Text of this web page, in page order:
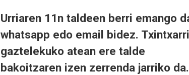
Urriaren 11n taldeen berri emango
whatsapp edo email bidez. Txintxarri
gaztelekuko atean ere talde
bakoitzaren izen zerrenda jarriko da.